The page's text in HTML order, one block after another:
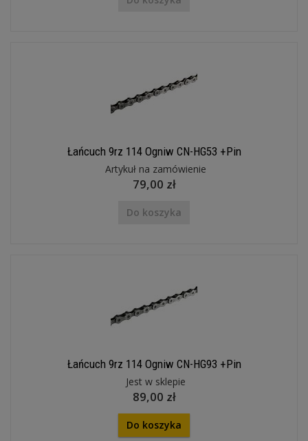
Łańcuch 9rz 114 Ogniw CN-HG53 +Pin
Artykuł na zamówienie
79,00 zł
Do koszyka
Łańcuch 9rz 114 Ogniw CN-HG93 +Pin
Jest w sklepie
89,00 zł
Do koszyka